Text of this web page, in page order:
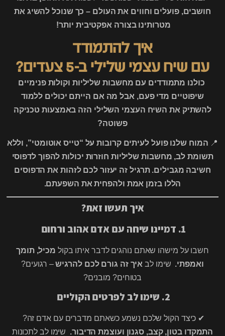
חושבים, פועלים וחווים את העולם – כך שנוכל להשיג את
מטרותינו בצורה אפקטיבית יותר!
איך להתמודד
עם שיח עצמי שלילי ב-5 צעדים?
כולנו מתמודדים עם מחשבות שליליות וקולות פנימיים
שיפוטיים מדי פעם, אבל מה אם הייתם יכולים ללמוד
להשתיק את השיח העצמי השלילי הזה באמצעות טכניקה
פשוטה?
📍 המוח שלנו פועל לעיתים קרובות על “טייס אוטומטי”, וללא
תשומת לב, מחשבות שליליות חוזרות יכולות להפוך לדפוסי
חשיבה מגבילים. תרגיל זה יעזור לכם לזהות את הדפוסים
הללו בזמן אמת ולהפחית את השפעתם.
איך תעשו זאת?
1. דמיינו שיחה עם אדם אהוב ורחום
חשבו על מישהו שאתם נוהגים לדבר איתו בקול מכיל, תומך
ואמפתי. שימו לב איך זה גורם לכם להרגיש– רגועים?
בטוחים? מובנים?
2. שימו לב לפרטים הקוליים
✔ כיצד הקול שלכם נשמע כשאתם מדברים עם אדם זה?
התמקדו בטון, קצב, סגנון ועוצמת הדיבור. שימו לב לתכונות